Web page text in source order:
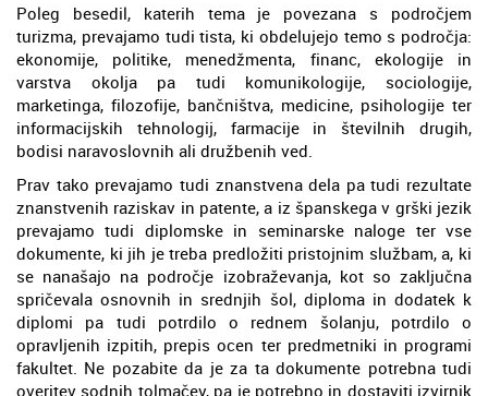
Poleg besedil, katerih tema je povezana s področjem
turizma, prevajamo tudi tista, ki obdelujejo temo s področja:
ekonomije, politike, menedžmenta, financ, ekologije in
varstva okolja pa tudi komunikologije, sociologije,
marketinga, filozofije, bančništva, medicine, psihologije ter
informacijskih tehnologij, farmacije in številnih drugih,
bodisi naravoslovnih ali družbenih ved.
Prav tako prevajamo tudi znanstvena dela pa tudi rezultate
znanstvenih raziskav in patente, a iz španskega v grški jezik
prevajamo tudi diplomske in seminarske naloge ter vse
dokumente, ki jih je treba predložiti pristojnim službam, a, ki
se nanašajo na področje izobraževanja, kot so zaključna
spričevala osnovnih in srednjih šol, diploma in dodatek k
diplomi pa tudi potrdilo o rednem šolanju, potrdilo o
opravljenih izpitih, prepis ocen ter predmetniki in programi
fakultet. Ne pozabite da je za ta dokumente potrebna tudi
overitev sodnih tolmačev, pa je potrebno in dostaviti izvirnik